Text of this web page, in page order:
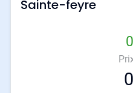
Sainte-feyre